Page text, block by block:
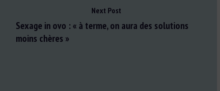
Next Post
Sexage in ovo : « à terme, on aura des solutions
moins chères »